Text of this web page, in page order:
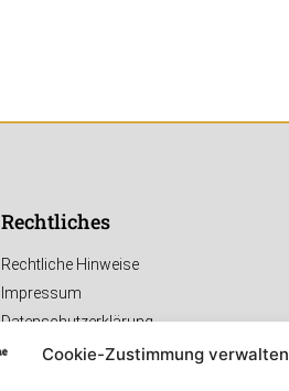
Cookie-Zustimmung verwalten
Rechtliches
Rechtliche Hinweise
Impressum
Datenschutzerklärung